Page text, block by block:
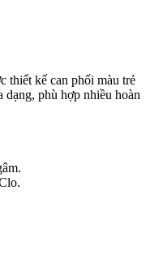
thiết kế can phối màu trẻ
dạng, phù hợp nhiều hoàn